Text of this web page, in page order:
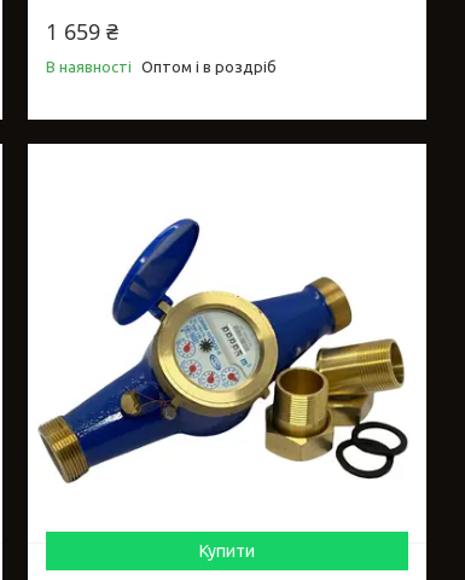
1 659 ₴
В наявності Оптом і в роздріб
Купити